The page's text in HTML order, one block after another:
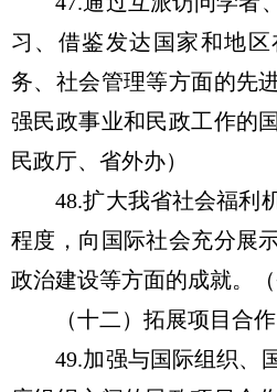
习、借鉴发达国家和地
务、社会管理等方面的先
强民政事业和民政工作的
民政厅、省外办）
48.扩大我省社会福利
程度，向国际社会充分展
政治建设等方面的成就。（
（十二）拓展项目合作
49.加强与国际组织、